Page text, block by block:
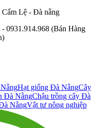
Lệ - Đà nẵng
0931.914.968 (Bán Hàng
Hạt giống Đà NẵngCây
Đà NẵngChậu trồng cây Đà
NẵngVật tư nông nghiệp